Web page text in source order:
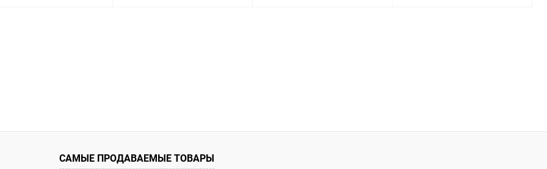
САМЫЕ ПРОДАВАЕМЫЕ ТОВАРЫ